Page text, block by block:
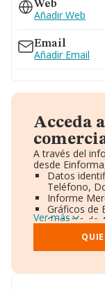
Web
Añadir Web
Email
Añadir Email
Acceda
A través del
desde
Datos
Teléfono,
Informe
Gráficos de
Consejo de
Directivos
Accionistas.
Información
Ver más